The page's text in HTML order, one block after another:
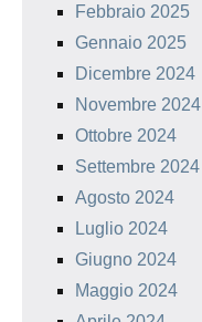
Febbraio 2025
Gennaio 2025
Dicembre 2024
Novembre 2024
Ottobre 2024
Settembre 2024
Agosto 2024
Luglio 2024
Giugno 2024
Maggio 2024